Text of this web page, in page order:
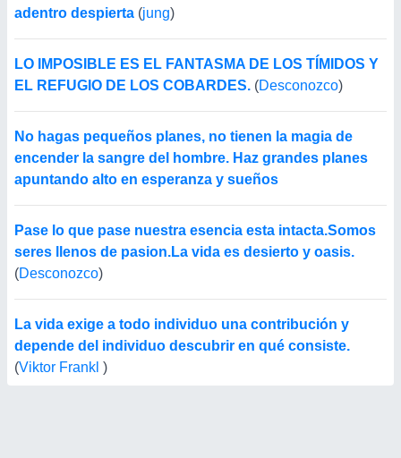
adentro despierta (jung)
LO IMPOSIBLE ES EL FANTASMA DE LOS TÍMIDOS Y
EL REFUGIO DE LOS COBARDES. (Desconozco)
No hagas pequeños planes, no tienen la magia de
encender la sangre del hombre. Haz grandes planes
apuntando alto en esperanza y sueños
Pase lo que pase nuestra esencia esta intacta.Somos
seres llenos de pasion.La vida es desierto y oasis.
(Desconozco)
La vida exige a todo individuo una contribución y
depende del individuo descubrir en qué consiste.
(Viktor Frankl )